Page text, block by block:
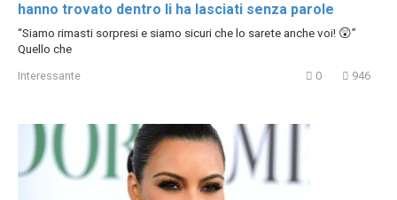
hanno trovato dentro li ha lasciati senza parole
“Siamo rimasti sorpresi e siamo sicuri che lo sarete anche voi! 😲”
Quello che
Interessante 0 946